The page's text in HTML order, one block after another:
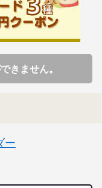
きません。
ー